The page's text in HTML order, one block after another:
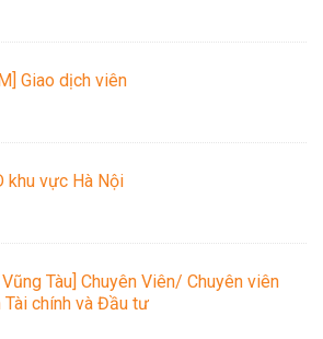
Giao dịch viên
khu vực Hà Nội
Tàu] Chuyên Viên/ Chuyên viên
chính và Đầu tư